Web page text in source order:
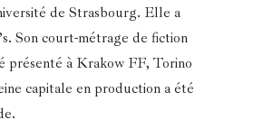
de Strasbourg. Elle a
Son court-métrage de fiction
présenté à Krakow FF, Torino
capitale en production a été